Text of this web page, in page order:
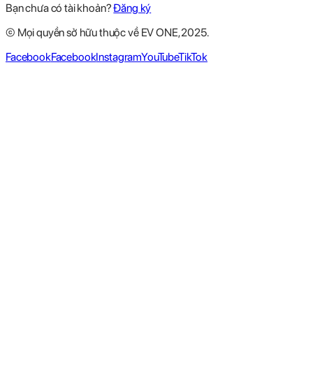
Bạn chưa có tài khoản?Đăng ký
© Mọi quyền sở hữu thuộc về EV ONE, 2025.
FacebookFacebookInstagramYouTubeTikTok